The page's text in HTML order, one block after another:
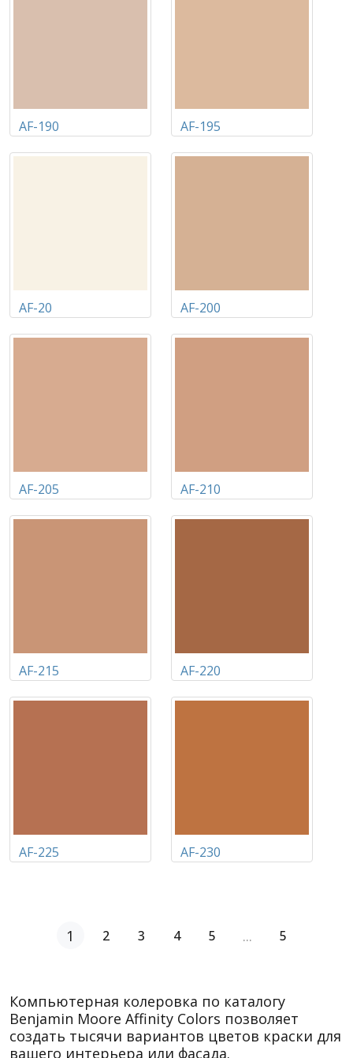
AF-190 AF-195
AF-20 AF-200
AF-205 AF-210
AF-215 AF-220
AF-225 AF-230
1 2 3 4 5 ... 5
Компьютерная колеровка по каталогу
Benjamin Moore Affinity Colors позволяет
создать тысячи вариантов цветов краски для
вашего интерьера или фасада.